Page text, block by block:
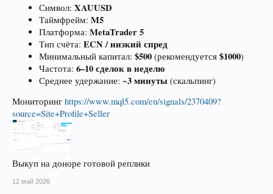
Символ: XAUUSD
Таймфрейм: M5
Платформа: MetaTrader 5
Тип счёта: ECN / низкий спред
Минимальный капитал: $500 (рекомендуется $1000)
Частота: 6–10 сделок в неделю
Среднее удержание: ~3 минуты (скальпинг)
Мониторинг https://www.mql5.com/en/signals/2370409?
source=Site+Profile+Seller
Выкуп на доноре готовой реплики
12 май 2026